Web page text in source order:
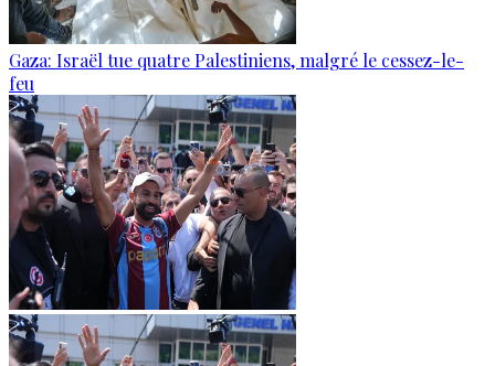
Gaza: Israël tue quatre Palestiniens, malgré le cessez-le-
feu